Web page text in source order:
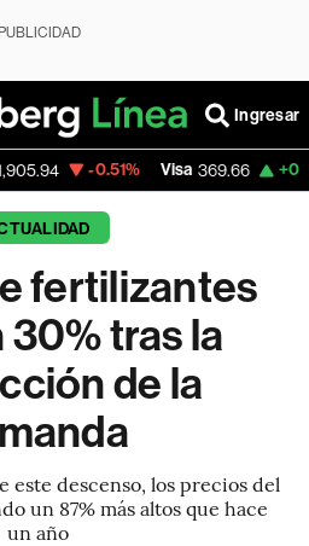
PUBLICIDAD
Ingresar
Visa 369.66 +0.30%
fertilizantes
30% tras la
de la
este descenso, los precios del
un 87% más altos que hace
un año